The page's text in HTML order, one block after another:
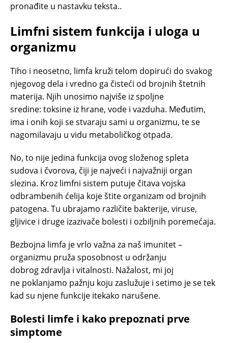
pronađite u nastavku teksta..
Limfni sistem funkcija i uloga u
organizmu
Tiho i neosetno, limfa kruži telom dopirući do svakog
njegovog dela i vredno ga čisteći od brojnih štetnih
materija. Njih unosimo najviše iz spoljne
sredine: toksine iz hrane, vode i vazduha. Međutim,
ima i onih koji se stvaraju sami u organizmu, te se
nagomilavaju u vidu metaboličkog otpada.
No, to nije jedina funkcija ovog složenog spleta
sudova i čvorova, čiji je najveći i najvažniji organ
slezina. Kroz limfni sistem putuje čitava vojska
odbrambenih ćelija koje štite organizam od brojnih
patogena. Tu ubrajamo različite bakterije, viruse,
gljivice i druge izazivače bolesti i ozbiljnih poremećaja.
Bezbojna limfa je vrlo važna za naš imunitet –
organizmu pruža sposobnost u održanju
dobrog zdravlja i vitalnosti. Nažalost, mi joj
ne poklanjamo pažnju koju zaslužuje i setimo je se tek
kad su njene funkcije itekako narušene.
Bolesti limfe i kako prepoznati prve
simptome